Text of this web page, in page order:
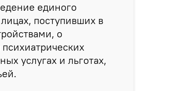
единого
поступивших в
о
услугах и льготах,